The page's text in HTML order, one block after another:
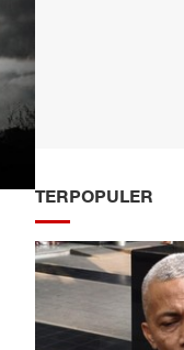
TERPOPULER